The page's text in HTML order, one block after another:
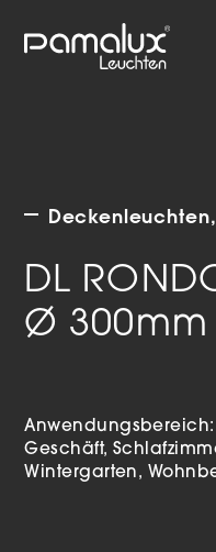
Deckenleuchten
DL
Ø 300mm
Anwendungsbereich:
Geschäft
Wintergarten